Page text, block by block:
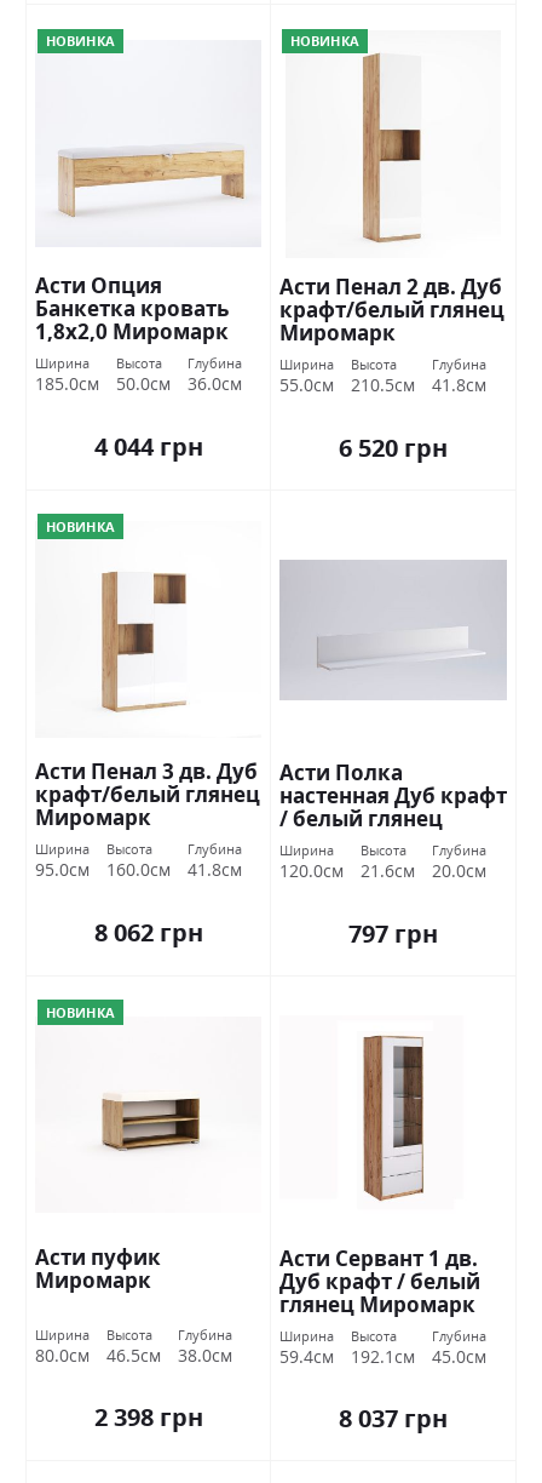
НОВИНКА
Асти Опция
Банкетка кровать
1,8х2,0 Миромарк
Ширина
185.0см
Высота
50.0см
Глубина
36.0см
4 044 грн
НОВИНКА
Асти Пенал 2 дв. Дуб
крафт/белый глянец
Миромарк
Ширина
55.0см
Высота
210.5см
Глубина
41.8см
6 520 грн
НОВИНКА
Асти Пенал 3 дв. Дуб
крафт/белый глянец
Миромарк
Ширина
95.0см
Высота
160.0см
Глубина
41.8см
8 062 грн
Асти Полка
настенная Дуб крафт
/ белый глянец
Миромарк
Ширина
120.0см
Высота
21.6см
Глубина
20.0см
797 грн
НОВИНКА
Асти пуфик
Миромарк
Ширина
80.0см
Высота
46.5см
Глубина
38.0см
2 398 грн
Асти Сервант 1 дв.
Дуб крафт / белый
глянец Миромарк
Ширина
59.4см
Высота
192.1см
Глубина
45.0см
8 037 грн